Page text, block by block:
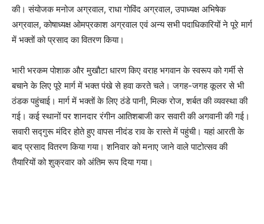
की। संयोजक मनोज अग्रवाल, राधा गोविंद अग्रवाल, उपाध्यक्ष अभिषेक
अग्रवाल, कोषाध्यक्ष ओमप्रकाश अग्रवाल एवं अन्य सभी पदाधिकारियों ने पूरे मार्ग
में भक्तों को प्रसाद का वितरण किया।
भारी भरकम पोशाक और मुखौटा धारण किए वराह भगवान के स्वरूप को गर्मी से
बचाने के लिए पूरे मार्ग में भक्त पंखे से हवा करते चले। जगह-जगह कूलर से भी
ठंडक पहुंचाई। मार्ग में भक्तों के लिए ठंडे पानी, मिल्क रोज, शर्बत की व्यवस्था की
गई। कई स्थानों पर शानदार रंगीन आतिशबाजी कर सवारी की अगवानी की गई।
सवारी सद्गुरू मंदिर होते हुए वापस नीदंड राव के रास्ते में पहुंची। यहां आरती के
बाद प्रसाद वितरण किया गया। शनिवार को मनाए जाने वाले पाटोत्सव की
तैयारियों को शुक्रवार को अंतिम रूप दिया गया।